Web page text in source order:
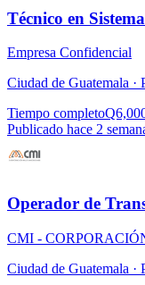
Técnico en
Empresa Confidencial
Ciudad de Guatemala ·
Tiempo completo
Publicado hace 2
Operador de
CMI -
Ciudad de Guatemala ·